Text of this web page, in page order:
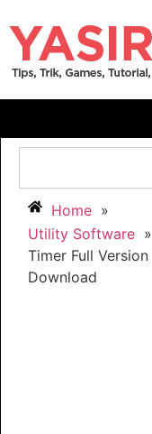
Home »
Utility Software »
Timer Full Version
Download